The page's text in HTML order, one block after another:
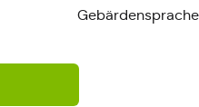
Gebärdensprache